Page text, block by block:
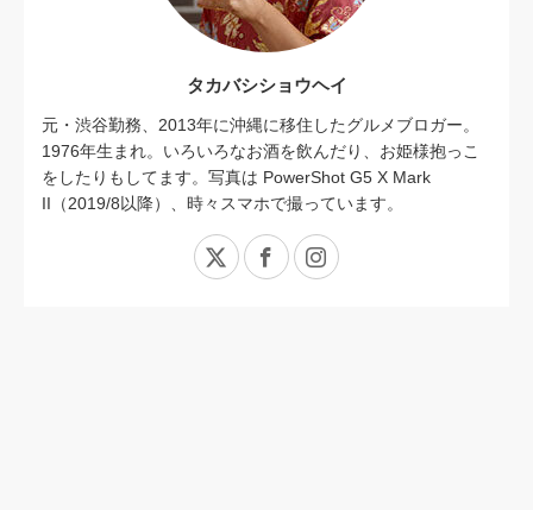
タカバシショウヘイ
元・渋谷勤務、2013年に沖縄に移住したグルメブロガー。
1976年生まれ。いろいろなお酒を飲んだり、お姫様抱っこ
をしたりもしてます。写真は PowerShot G5 X Mark
II（2019/8以降）、時々スマホで撮っています。
X FacebookInstagram